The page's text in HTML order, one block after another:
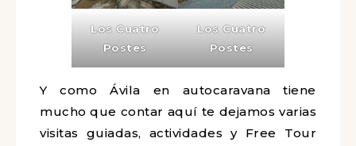
Los Cuatro
Postes
Los Cuatro
Postes
Y como Ávila en autocaravana tiene
mucho que contar aquí te dejamos varias
visitas guiadas, actividades y Free Tour